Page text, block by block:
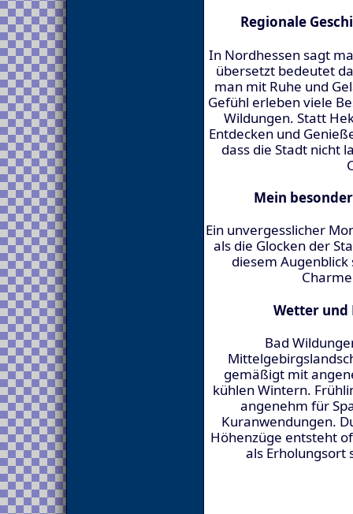
Regionale
In Nordhessen sagt
übersetzt bedeutet
man mit Ruhe und
Gefühl erleben viele
Wildungen. Statt
Entdecken und
dass die Stadt nicht
Mein
Ein unvergesslicher
als die Glocken der
diesem
Wetter und
Bad
gemäßigt mit
kühlen Wintern.
angenehm für
Kuranwendungen.
Höhenzüge entsteht
als Erholungsort